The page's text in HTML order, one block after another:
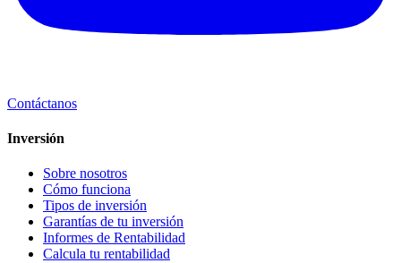
Contáctanos
Inversión
Sobre nosotros
Cómo funciona
Tipos de inversión
Garantías de tu inversión
Informes de Rentabilidad
Calcula tu rentabilidad